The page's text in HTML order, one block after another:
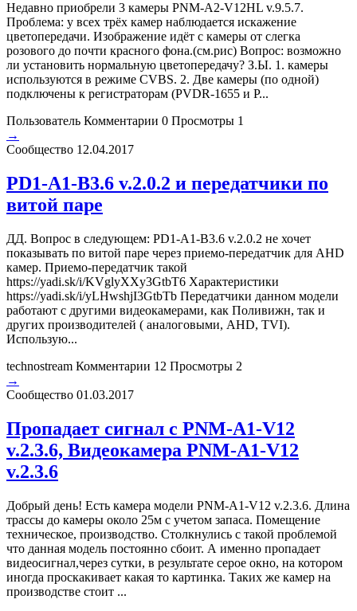
Недавно приобрели 3 камеры PNM-A2-V12HL v.9.5.7.
Проблема: у всех трёх камер наблюдается искажение
цветопередачи. Изображение идёт с камеры от слегка
розового до почти красного фона.(см.рис) Вопрос: возможно
ли установить нормальную цветопередачу? З.Ы. 1. камеры
используются в режиме CVBS. 2. Две камеры (по одной)
подключены к регистраторам (PVDR-1655 и P...
Пользователь Комментарии 0 Просмотры 1
→
Сообщество 12.04.2017
PD1-A1-B3.6 v.2.0.2 и передатчики по
витой паре
ДД. Вопрос в следующем: PD1-A1-B3.6 v.2.0.2 не хочет
показывать по витой паре через приемо-передатчик для AHD
камер. Приемо-передатчик такой
https://yadi.sk/i/KVglyXXy3GtbT6 Характеристики
https://yadi.sk/i/yLHwshjI3GtbTb Передатчики данном модели
работают с другими видеокамерами, как Поливижн, так и
других производителей ( аналоговыми, AHD, TVI).
Использую...
technostream Комментарии 12 Просмотры 2
→
Сообщество 01.03.2017
Пропадает сигнал с PNM-A1-V12
v.2.3.6, Видеокамера PNM-A1-V12
v.2.3.6
Добрый день! Есть камера модели PNM-A1-V12 v.2.3.6. Длина
трассы до камеры около 25м с учетом запаса. Помещение
техническое, производство. Столкнулись с такой проблемой
что данная модель постоянно сбоит. А именно пропадает
видеосигнал,через сутки, в результате серое окно, на котором
иногда проскакивает какая то картинка. Таких же камер на
производстве стоит ...